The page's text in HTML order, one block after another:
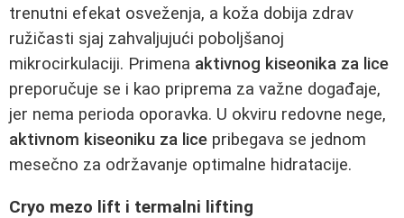
trenutni efekat osveženja, a koža dobija zdrav
ružičasti sjaj zahvaljujući poboljšanoj
mikrocirkulaciji. Primena aktivnog kiseonika za lice
preporučuje se i kao priprema za važne događaje,
jer nema perioda oporavka. U okviru redovne nege,
aktivnom kiseoniku za lice pribegava se jednom
mesečno za održavanje optimalne hidratacije.
Cryo mezo lift i termalni lifting